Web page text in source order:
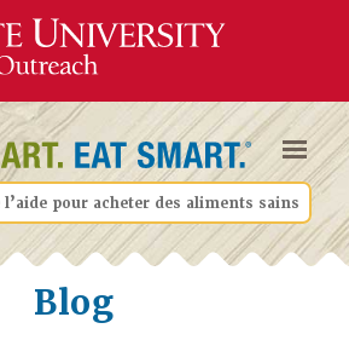
l’aide pour acheter des aliments sains
Blog